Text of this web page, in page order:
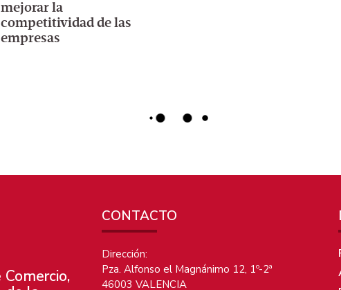
mejorar la
competitividad de las
empresas
General ,Industria y Medioambiente